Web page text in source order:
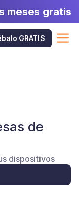
meses gratis
GRATIS
de
dispositivos